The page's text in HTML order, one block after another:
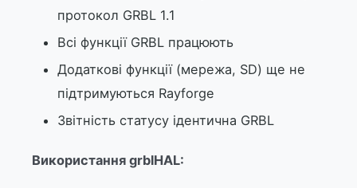
протокол GRBL 1.1
Всі функції GRBL працюють
Додаткові функції (мережа, SD) ще не
підтримуються Rayforge
Звітність статусу ідентична GRBL
Використання grblHAL: